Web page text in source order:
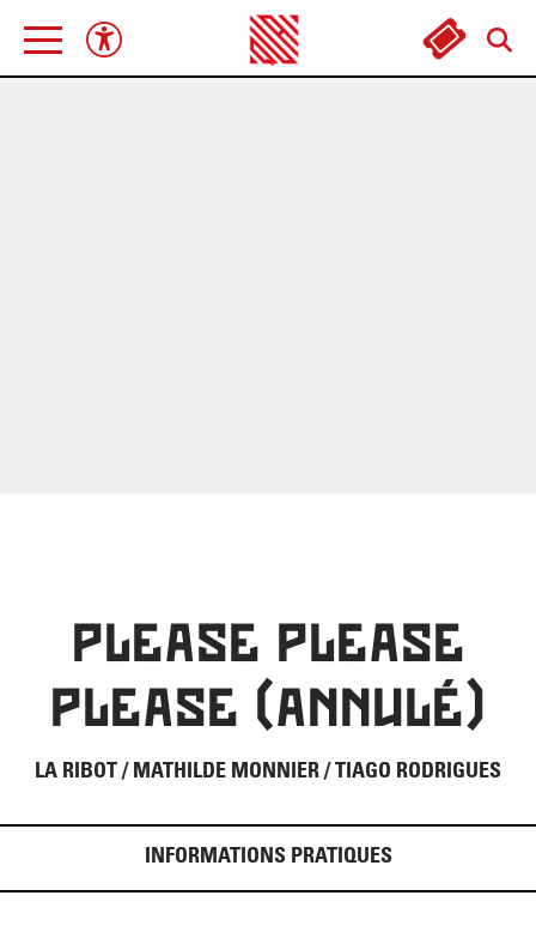
PLEASE PLEASE
PLEASE (ANNULÉ)
LA RIBOT / MATHILDE MONNIER / TIAGO RODRIGUES
INFORMATIONS PRATIQUES